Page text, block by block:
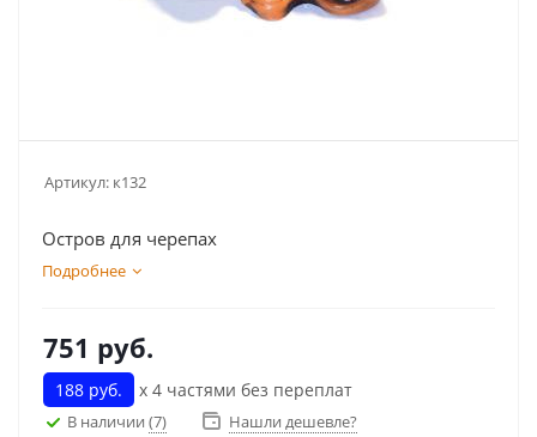
Артикул: к132
Остров для черепах
Подробнее
751 руб.
188 руб. х 4 частями без переплат
В наличии (7) Нашли дешевле?